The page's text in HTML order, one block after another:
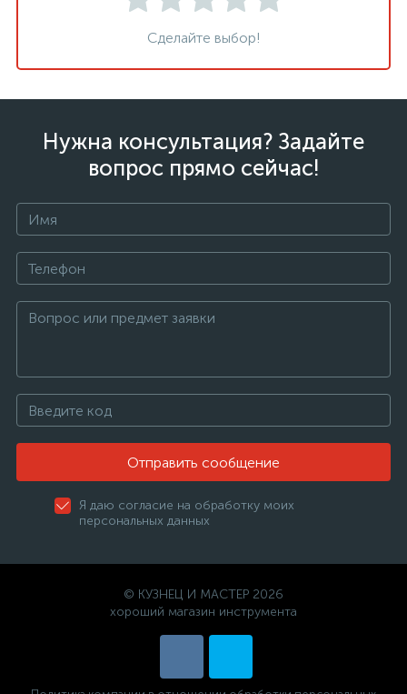
Сделайте выбор!
Нужна консультация? Задайте
вопрос прямо сейчас!
Отправить сообщение
Я даю согласие на обработку моих
персональных данных
© КУЗНЕЦ И МАСТЕР 2026
хороший магазин инструмента